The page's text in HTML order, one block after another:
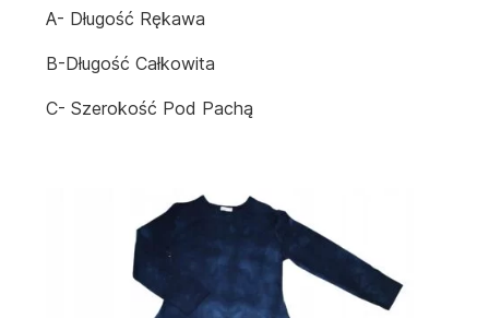
A- Długość Rękawa
B-Długość Całkowita
C- Szerokość Pod Pachą